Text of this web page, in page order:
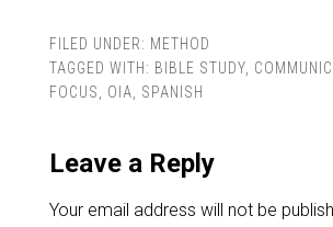
FILED UNDER: METHOD
TAGGED WITH: BIBLE STUDY,
FOCUS, OIA, SPANISH
Leave a Reply
Your email address will not be